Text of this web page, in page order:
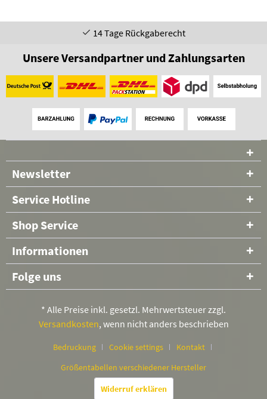
14 Tage Rückgaberecht
Unsere Versandpartner und Zahlungsarten
Newsletter
Service Hotline
Shop Service
Informationen
Folge uns
* Alle Preise inkl. gesetzl. Mehrwertsteuer zzgl.
Versandkosten, wenn nicht anders beschrieben
Bedruckung Cookie settings
Kontakt
Größentabellen verschiedener Hersteller
Widerruf erklären